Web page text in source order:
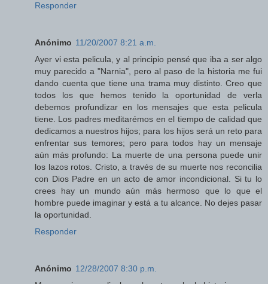
Responder
Anónimo 11/20/2007 8:21 a.m.
Ayer vi esta pelicula, y al principio pensé que iba a ser algo
muy parecido a "Narnia", pero al paso de la historia me fui
dando cuenta que tiene una trama muy distinto. Creo que
todos los que hemos tenido la oportunidad de verla
debemos profundizar en los mensajes que esta pelicula
tiene. Los padres meditarémos en el tiempo de calidad que
dedicamos a nuestros hijos; para los hijos será un reto para
enfrentar sus temores; pero para todos hay un mensaje
aún más profundo: La muerte de una persona puede unir
los lazos rotos. Cristo, a través de su muerte nos reconcilia
con Dios Padre en un acto de amor incondicional. Si tu lo
crees hay un mundo aún más hermoso que lo que el
hombre puede imaginar y está a tu alcance. No dejes pasar
la oportunidad.
Responder
Anónimo 12/28/2007 8:30 p.m.